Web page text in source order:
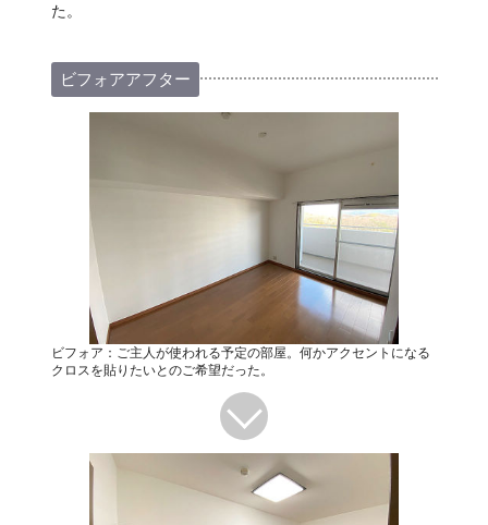
た。
ビフォアアフター
ビフォア：ご主人が使われる予定の部屋。何かアクセントになる
クロスを貼りたいとのご希望だった。